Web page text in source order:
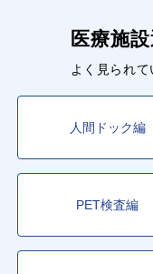
医療施
よく見られて
人間ドック編
PET検査編